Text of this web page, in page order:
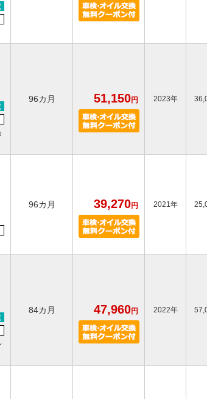
96カ月 51,150円 2023年
96カ月 39,270円 2021年
84カ月 47,960円 2022年